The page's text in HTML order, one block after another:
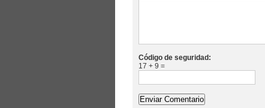
Código de seguridad:
17 + 9 =